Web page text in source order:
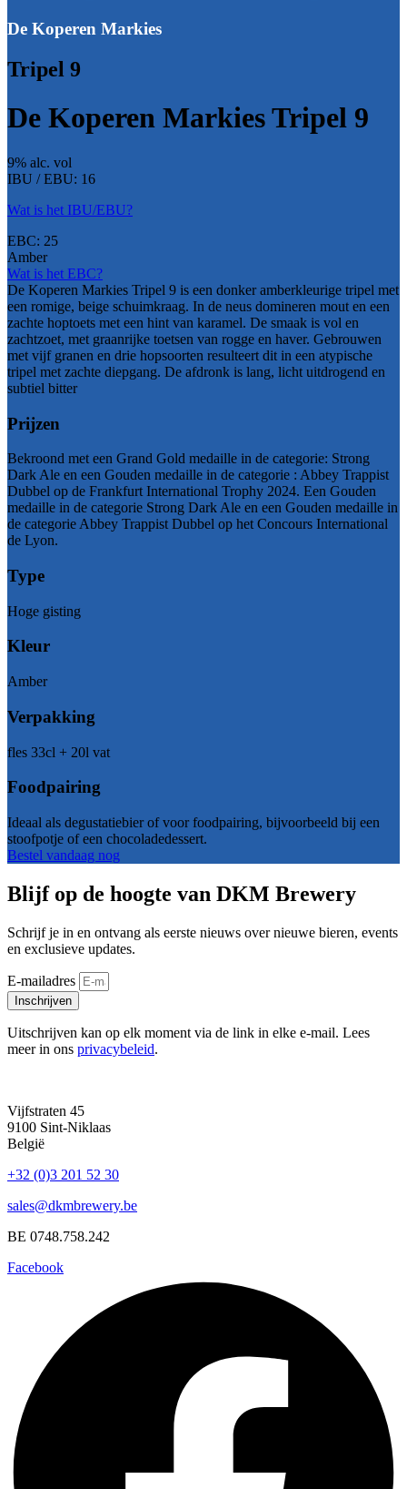
De Koperen Markies
Tripel 9
De Koperen Markies Tripel 9
9% alc. vol
IBU / EBU: 16
Wat is het IBU/EBU?
EBC: 25
Amber
Wat is het EBC?
De Koperen Markies Tripel 9 is een donker amberkleurige tripel met
een romige, beige schuimkraag. In de neus domineren mout en een
zachte hoptoets met een hint van karamel. De smaak is vol en
zachtzoet, met graanrijke toetsen van rogge en haver. Gebrouwen
met vijf granen en drie hopsoorten resulteert dit in een atypische
tripel met zachte diepgang. De afdronk is lang, licht uitdrogend en
subtiel bitter
Prijzen
Bekroond met een Grand Gold medaille in de categorie: Strong
Dark Ale en een Gouden medaille in de categorie : Abbey Trappist
Dubbel op de Frankfurt International Trophy 2024. Een Gouden
medaille in de categorie Strong Dark Ale en een Gouden medaille in
de categorie Abbey Trappist Dubbel op het Concours International
de Lyon.
Type
Hoge gisting
Kleur
Amber
Verpakking
fles 33cl + 20l vat
Foodpairing
Ideaal als degustatiebier of voor foodpairing, bijvoorbeeld bij een
stoofpotje of een chocoladedessert.
Bestel vandaag nog
Blijf op de hoogte van DKM Brewery
Schrijf je in en ontvang als eerste nieuws over nieuwe bieren, events
en exclusieve updates.
E-mailadres
Inschrijven
Uitschrijven kan op elk moment via de link in elke e-mail. Lees
meer in ons privacybeleid.
Vijfstraten 45
9100 Sint-Niklaas
België
+32 (0)3 201 52 30
sales@dkmbrewery.be
BE 0748.758.242
Facebook